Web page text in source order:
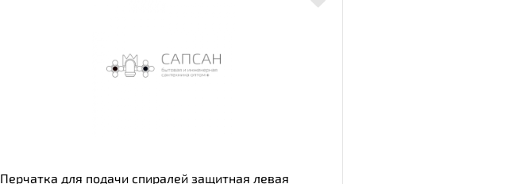
Перчатка для подачи спиралей защитная левая